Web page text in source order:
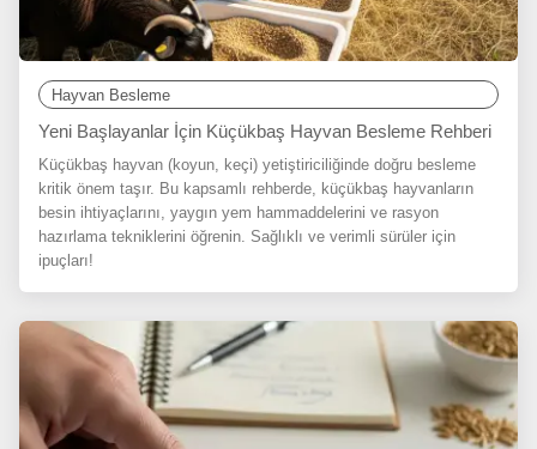
Hayvan Besleme
Yeni Başlayanlar İçin Küçükbaş Hayvan Besleme Rehberi
Küçükbaş hayvan (koyun, keçi) yetiştiriciliğinde doğru besleme
kritik önem taşır. Bu kapsamlı rehberde, küçükbaş hayvanların
besin ihtiyaçlarını, yaygın yem hammaddelerini ve rasyon
hazırlama tekniklerini öğrenin. Sağlıklı ve verimli sürüler için
ipuçları!